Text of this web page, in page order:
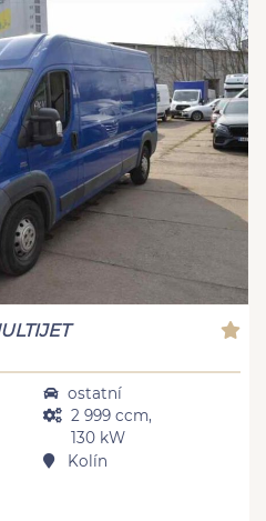
ostatní
2 999 ccm,
130 kW
Kolín